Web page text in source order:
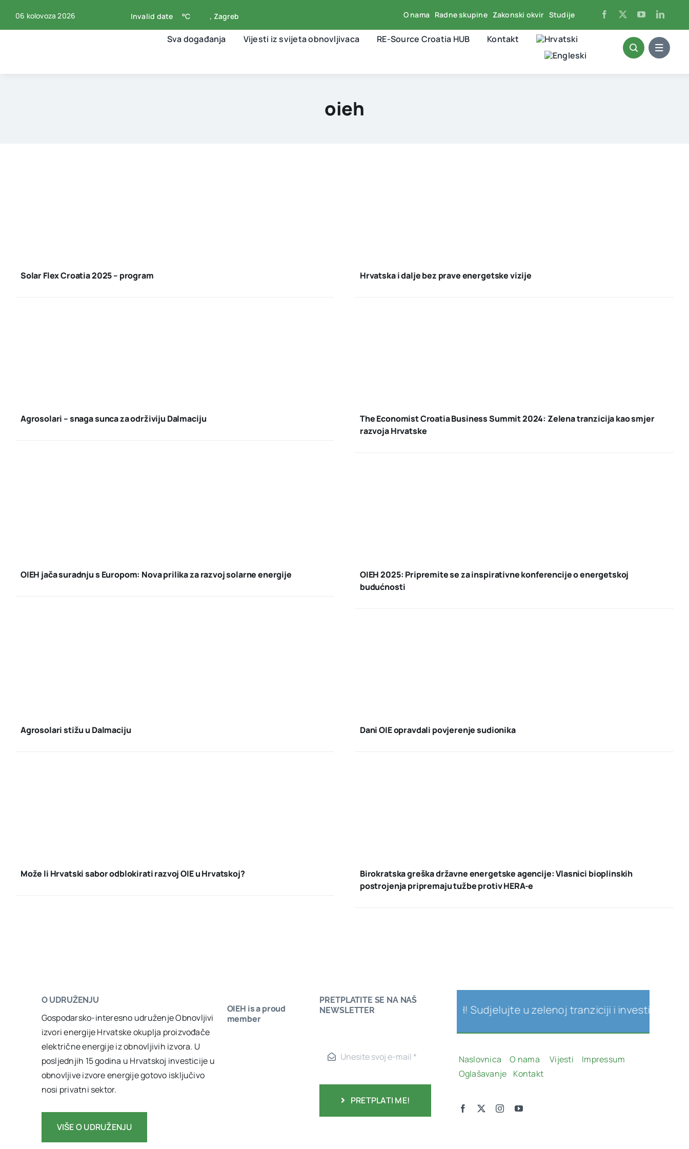
06 kolovoza 2026 Invalid date °C , Zagreb O nama Radne skupine Zakonski okvir Studije
Sva događanja Vijesti iz svijeta obnovljivaca RE-Source Croatia HUB Kontakt
oieh
Solar Flex Croatia 2025 – program Hrvatska i dalje bez prave energetske vizije
Agrosolari – snaga sunca za održiviju Dalmaciju
The Economist Croatia Business Summit 2024: Zelena tranzicija kao smjer
razvoja Hrvatske
OIEH jača suradnju s Europom: Nova prilika za razvoj solarne energije
OIEH 2025: Pripremite se za inspirativne konferencije o energetskoj
budućnosti
Agrosolari stižu u Dalmaciju Dani OIE opravdali povjerenje sudionika
Može li Hrvatski sabor odblokirati razvoj OIE u Hrvatskoj?
Birokratska greška državne energetske agencije: Vlasnici bioplinskih
postrojenja pripremaju tužbe protiv HERA-e
O UDRUŽENJU
Gospodarsko-interesno udruženje Obnovljivi
izvori energije Hrvatske okuplja proizvođače
električne energije iz obnovljivih izvora. U
posljednjih 15 godina u Hrvatskoj investicije u
obnovljive izvore energije gotovo isključivo
nosi privatni sektor.
VIŠE O UDRUŽENJU
OIEH is a proud
member
PRETPLATITE SE NA NAŠ
NEWSLETTER
PRETPLATI ME!
Saznajte kako postati član Udruženja OIEH! Sudjelujte u zelenoj tranziciji i investicijama u
Naslovnica O nama Vijesti
Impressum
Oglašavanje
Kontakt